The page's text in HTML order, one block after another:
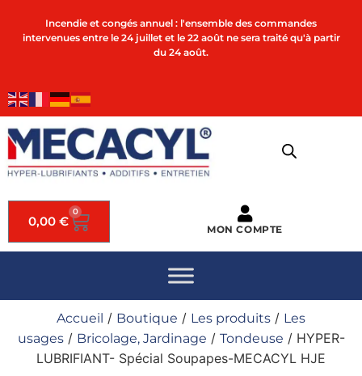
Incendie et congés annuel : l'ensemble des commandes
intervenues entre le 24 juillet et le 22 août ne sera traité qu'à partir
du 24 août.
0,00 €
0
MON COMPTE
Accueil / Boutique / Les produits / Les
usages/ Bricolage, Jardinage / Tondeuse / HYPER-
LUBRIFIANT- Spécial Soupapes-MECACYL HJE